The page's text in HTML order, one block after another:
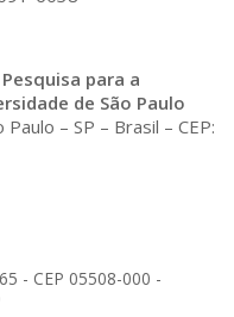
para a
de São Paulo
– SP – Brasil – CEP:
- CEP 05508-000 -